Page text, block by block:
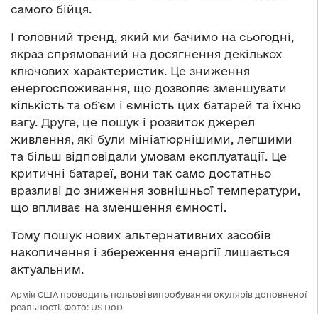
самого бійця.
І головний тренд, який ми бачимо на сьогодні,
якраз спрямований на досягнення декількох
ключових характеристик. Це зниження
енергоспоживання, що дозволяє зменшувати
кількість та об’єм і ємність цих батарей та їхню
вагу. Друге, це пошук і розвиток джерел
живлення, які були мініатюрнішими, легшими
та більш відповідали умовам експлуатації. Це
критичні батареї, вони так само достатньо
вразливі до зниження зовнішньої температури,
що впливає на зменшення ємності.
Тому пошук нових альтернативних засобів
накопичення і збереження енергії лишається
актуальним.
Армія США проводить польові випробування окулярів доповненої
реальності. Фото: US DoD